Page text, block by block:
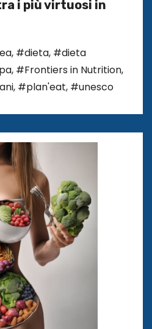
i più virtuosi in
, #dieta, #dieta
, #Frontiers in Nutrition,
, #plan'eat, #unesco